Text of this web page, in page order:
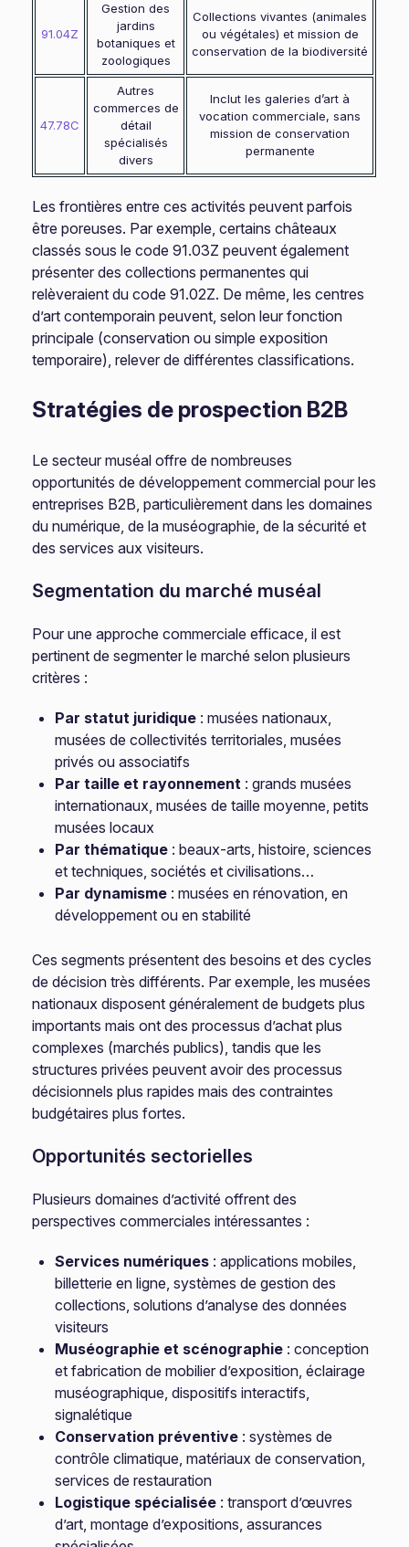
91.04Z
Gestion des
jardins
botaniques et
zoologiques
Collections vivantes (animales
ou végétales) et mission de
conservation de la biodiversité
47.78C
Autres
commerces de
détail
spécialisés
divers
Inclut les galeries d’art à
vocation commerciale, sans
mission de conservation
permanente
Les frontières entre ces activités peuvent parfois
être poreuses. Par exemple, certains châteaux
classés sous le code 91.03Z peuvent également
présenter des collections permanentes qui
relèveraient du code 91.02Z. De même, les centres
d’art contemporain peuvent, selon leur fonction
principale (conservation ou simple exposition
temporaire), relever de différentes classifications.
Stratégies de prospection B2B
Le secteur muséal offre de nombreuses
opportunités de développement commercial pour les
entreprises B2B, particulièrement dans les domaines
du numérique, de la muséographie, de la sécurité et
des services aux visiteurs.
Segmentation du marché muséal
Pour une approche commerciale efficace, il est
pertinent de segmenter le marché selon plusieurs
critères :
Par statut juridique : musées nationaux,
musées de collectivités territoriales, musées
privés ou associatifs
Par taille et rayonnement : grands musées
internationaux, musées de taille moyenne, petits
musées locaux
Par thématique : beaux-arts, histoire, sciences
et techniques, sociétés et civilisations…
Par dynamisme : musées en rénovation, en
développement ou en stabilité
Ces segments présentent des besoins et des cycles
de décision très différents. Par exemple, les musées
nationaux disposent généralement de budgets plus
importants mais ont des processus d’achat plus
complexes (marchés publics), tandis que les
structures privées peuvent avoir des processus
décisionnels plus rapides mais des contraintes
budgétaires plus fortes.
Opportunités sectorielles
Plusieurs domaines d’activité offrent des
perspectives commerciales intéressantes :
Services numériques : applications mobiles,
billetterie en ligne, systèmes de gestion des
collections, solutions d’analyse des données
visiteurs
Muséographie et scénographie : conception
et fabrication de mobilier d’exposition, éclairage
muséographique, dispositifs interactifs,
signalétique
Conservation préventive : systèmes de
contrôle climatique, matériaux de conservation,
services de restauration
Logistique spécialisée : transport d’œuvres
d’art, montage d’expositions, assurances